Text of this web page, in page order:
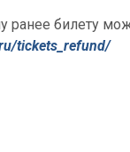
билету
tickets_refund/